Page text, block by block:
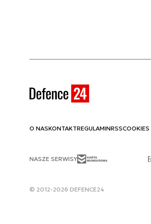
O NASKONTAKTREGULAMINRSSCOOKIES
NASZE SERWISY
© 2012-2026 DEFENCE24